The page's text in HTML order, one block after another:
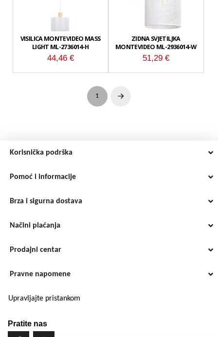
VISILICA MONTEVIDEO MASS
LIGHT ML-2736014-H
44,46 €
ZIDNA SVJETILJKA
MONTEVIDEO ML-2936014-W
51,29€
1 Next
Korisnička podrška
Pomoć i informacije
Brza i sigurna dostava
Načini plaćanja
Prodajni centar
Pravne napomene
Upravljajte pristankom
Pratite nas